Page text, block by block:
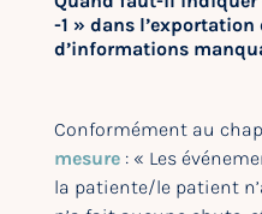
-1 » dans l’exportation
d’informations
Conformément au
mesure : « Les
la patiente/le patient